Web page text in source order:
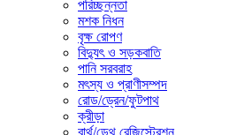
পরিচ্ছন্নতা
মশক নিধন
বৃক্ষ রোপণ
বিদ্যুৎ ও সড়কবাতি
পানি সরবরাহ
মৎস্য ও প্রাণীসম্পদ
রোড/ড্রেন/ফুটপাথ
ক্রীড়া
বার্থ/ডেথ রেজিস্ট্রেশন